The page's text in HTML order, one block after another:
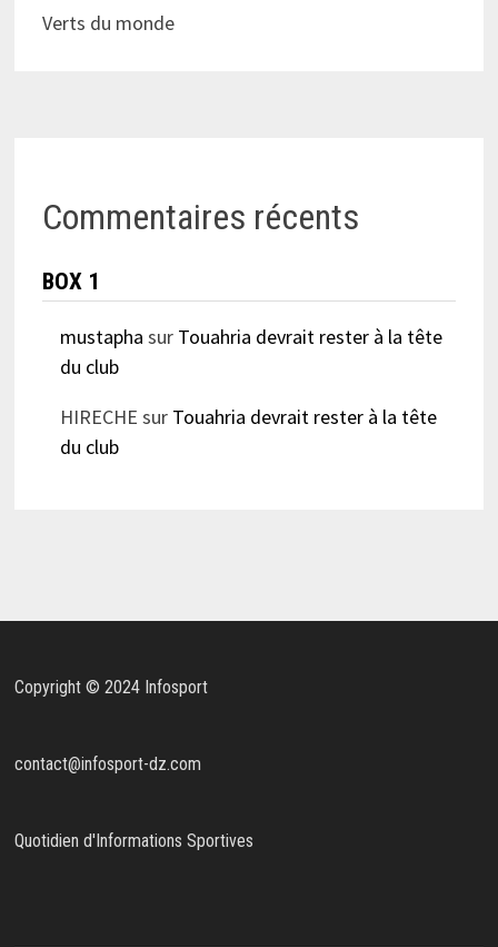
Verts du monde
Commentaires récents
BOX 1
mustapha sur Touahria devrait rester à la tête
du club
HIRECHE sur Touahria devrait rester à la tête
du club
Copyright © 2024 Infosport
contact@infosport-dz.com
Quotidien d'Informations Sportives